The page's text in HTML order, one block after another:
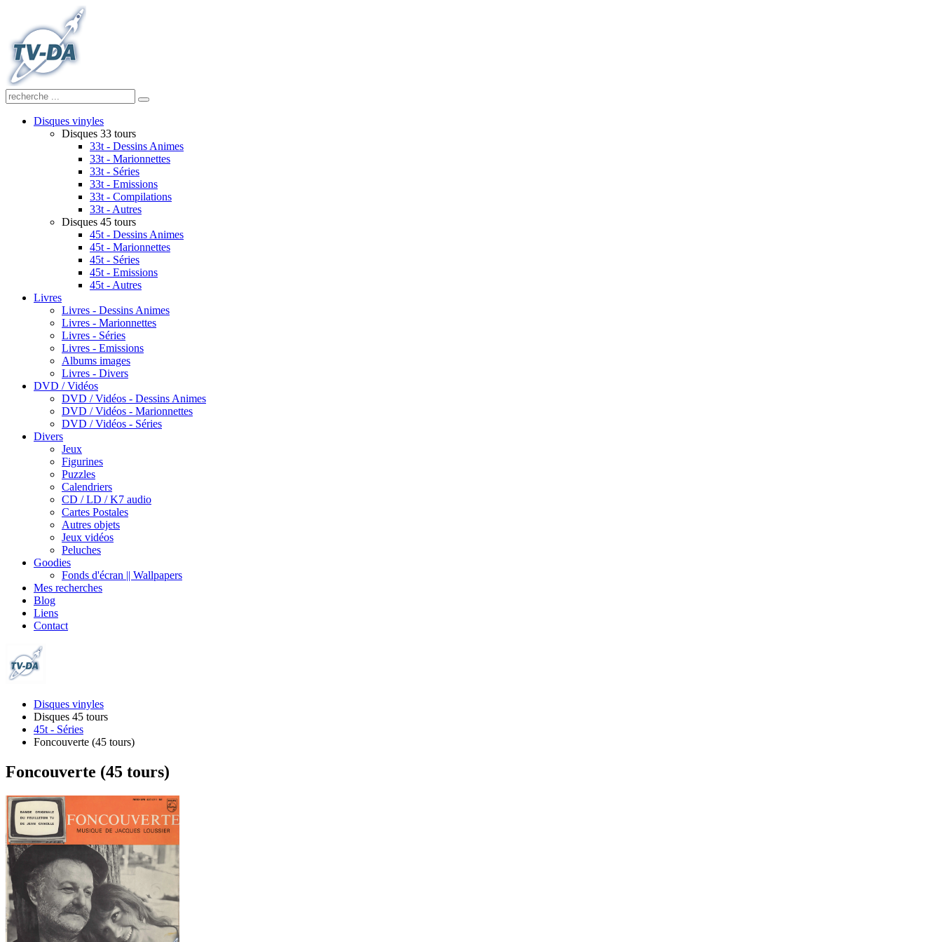
Disques vinyles
Disques 33 tours
33t - Dessins Animes
33t - Marionnettes
33t - Séries
33t - Emissions
33t - Compilations
33t - Autres
Disques 45 tours
45t - Dessins Animes
45t - Marionnettes
45t - Séries
45t - Emissions
45t - Autres
Livres
Livres - Dessins Animes
Livres - Marionnettes
Livres - Séries
Livres - Emissions
Albums images
Livres - Divers
DVD / Vidéos
DVD / Vidéos - Dessins Animes
DVD / Vidéos - Marionnettes
DVD / Vidéos - Séries
Divers
Jeux
Figurines
Puzzles
Calendriers
CD / LD / K7 audio
Cartes Postales
Autres objets
Jeux vidéos
Peluches
Goodies
Fonds d'écran || Wallpapers
Mes recherches
Blog
Liens
Contact
Disques vinyles
Disques 45 tours
45t - Séries
Foncouverte (45 tours)
Foncouverte (45 tours)